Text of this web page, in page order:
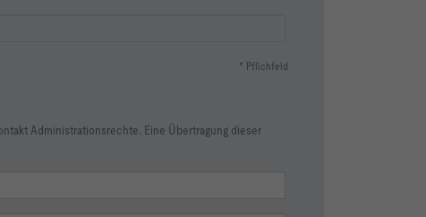
* Pflichfeld
Administrationsrechte. Eine Übertragung dieser